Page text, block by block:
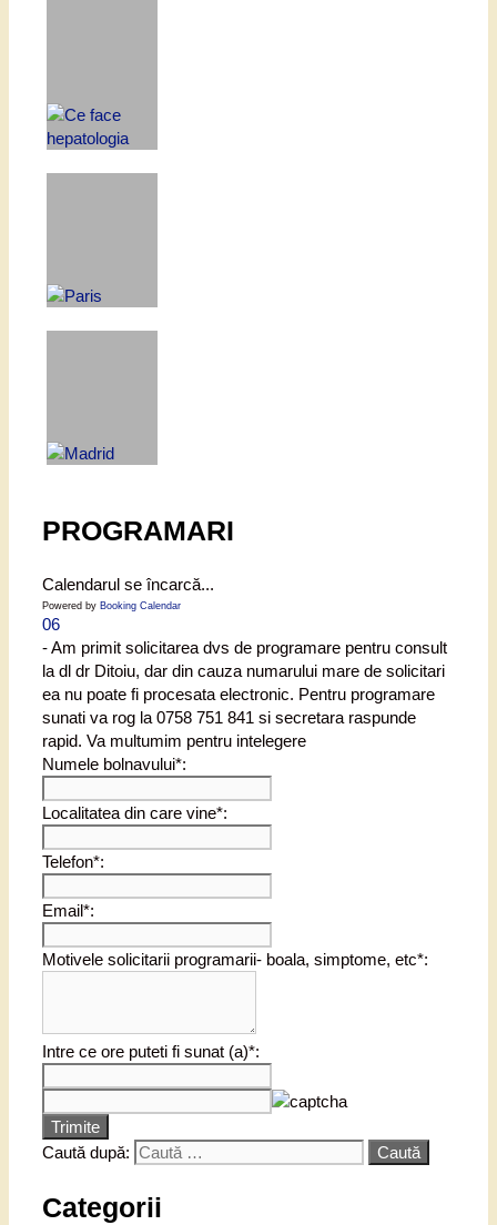
PROGRAMARI
Calendarul se încarcă...
Powered by Booking Calendar
06
- Am primit solicitarea dvs de programare pentru consult
la dl dr Ditoiu, dar din cauza numarului mare de solicitari
ea nu poate fi procesata electronic. Pentru programare
sunati va rog la 0758 751 841 si secretara raspunde
rapid. Va multumim pentru intelegere
Numele bolnavului*:
Localitatea din care vine*:
Telefon*:
Email*:
Motivele solicitarii programarii- boala, simptome, etc*:
Intre ce ore puteti fi sunat (a)*:
Trimite
Caută după:
Categorii